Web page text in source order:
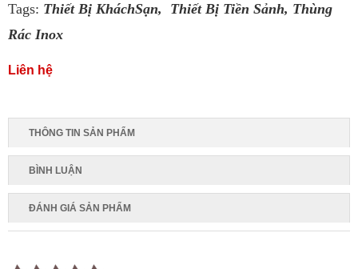
Tags: Thiết Bị KháchSạn, Thiết Bị Tiền Sảnh, Thùng
Rác Inox
Liên hệ
THÔNG TIN SẢN PHẨM
BÌNH LUẬN
ĐÁNH GIÁ SẢN PHẨM